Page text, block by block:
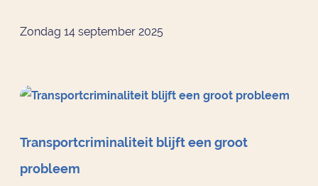
Zondag 14 september 2025
Transportcriminaliteit blijft een groot
probleem